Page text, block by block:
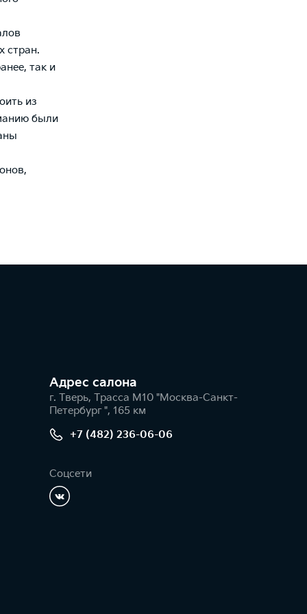
стран.
так и
из
были
Адрес салонa
г. Тверь, Трасса М10 "Москва-Санкт-
Петербург ", 165 км
+7 (482) 236-06-06
Соцсети